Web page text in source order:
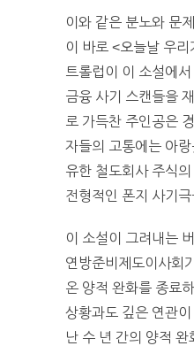
이와 같은 분노와 문
이 바로 <오늘날 우
트롤럽이 이 소설에
금융 사기 스캔들을
로 가득찬 주인공은
자들의 고통에는 아
유한 철도회사 주식
전형적인 폰지 사기
이 소설이 그려내는
연방준비제도이사회
온 양적 완화를 종료
상황과도 깊은 연관
난 수 년 간의 양적